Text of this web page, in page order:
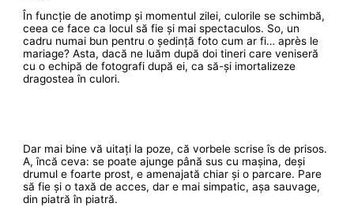
În funcție de anotimp și momentul zilei, culorile se schimbă,
ceea ce face ca locul să fie și mai spectaculos. So, un
cadru numai bun pentru o ședință foto cum ar fi… après le
mariage? Asta, dacă ne luăm după doi tineri care veniseră
cu o echipă de fotografi după ei, ca să-și imortalizeze
dragostea în culori.
Dar mai bine vă uitați la poze, că vorbele scrise îs de prisos.
A, încă ceva: se poate ajunge până sus cu mașina, deși
drumul e foarte prost, e amenajată chiar și o parcare. Pare
să fie și o taxă de acces, dar e mai simpatic, așa sauvage,
din piatră în piatră.